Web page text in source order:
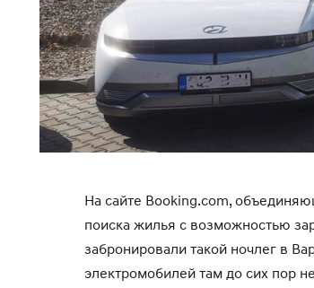
На сайте Booking.com,
поиска жилья с возможностью
забронировали такой ночлег в
электромобилей там до сих пор